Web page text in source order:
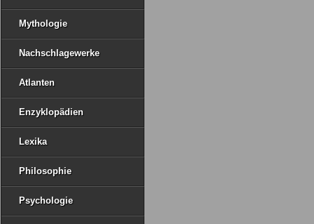
Mythologie
Nachschlagewerke
Atlanten
Enzyklopädien
Lexika
Philosophie
Psychologie